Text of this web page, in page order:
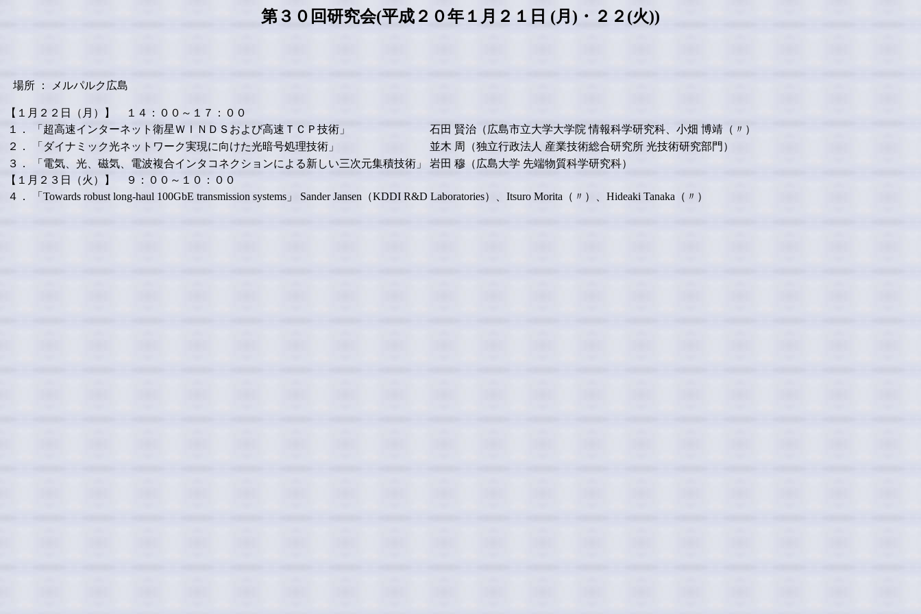
第３０回研究会(平成２０年１月２１日 (月)・２２(火))
場所 ： メルパルク広島
【１月２２日（月）】 １４：００～１７：００
１．
「超高速インターネット衛星ＷＩＮＤＳおよび高速ＴＣＰ技術」
石田 賢治（広島市立大学大学院 情報科学研究科、小畑 博靖（〃）
２．
「ダイナミック光ネットワーク実現に向けた光暗号処理技術」
並木 周（独立行政法人 産業技術総合研究所 光技術研究部門）
３．
「電気、光、磁気、電波複合インタコネクションによる新しい三次元集積技術」
岩田 穆（広島大学 先端物質科学研究科）
【１月２３日（火）】 ９：００～１０：００
４．
「Towards robust long-haul 100GbE transmission systems」 Sander Jansen（KDDI R&D Laboratories）、Itsuro Morita（〃）、Hideaki Tanaka（〃）